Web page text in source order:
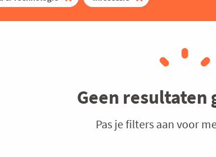
Geen resultaten
Pas je filters aan voor